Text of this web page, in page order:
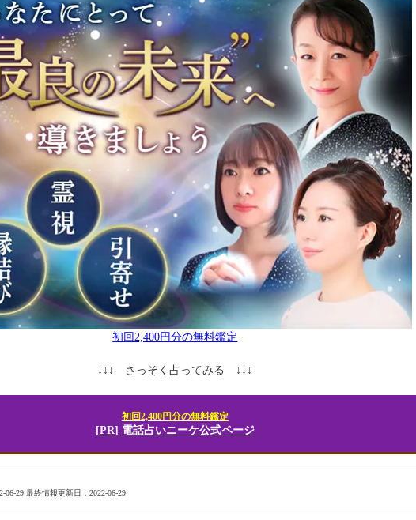
初回2,400円分の無料鑑定
↓↓↓ さっそく占ってみる ↓↓↓
初回2,400円分の無料鑑定
[PR] 電話占いニーケ公式ページ
06-29 最終情報更新日：2022-06-29